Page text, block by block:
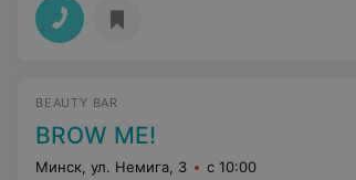
BEAUTY BAR
BROW ME!
Минск, ул. Немига, 3 с 10:00